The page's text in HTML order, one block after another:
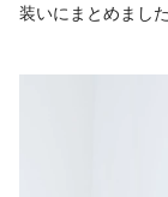
装いにまとめました